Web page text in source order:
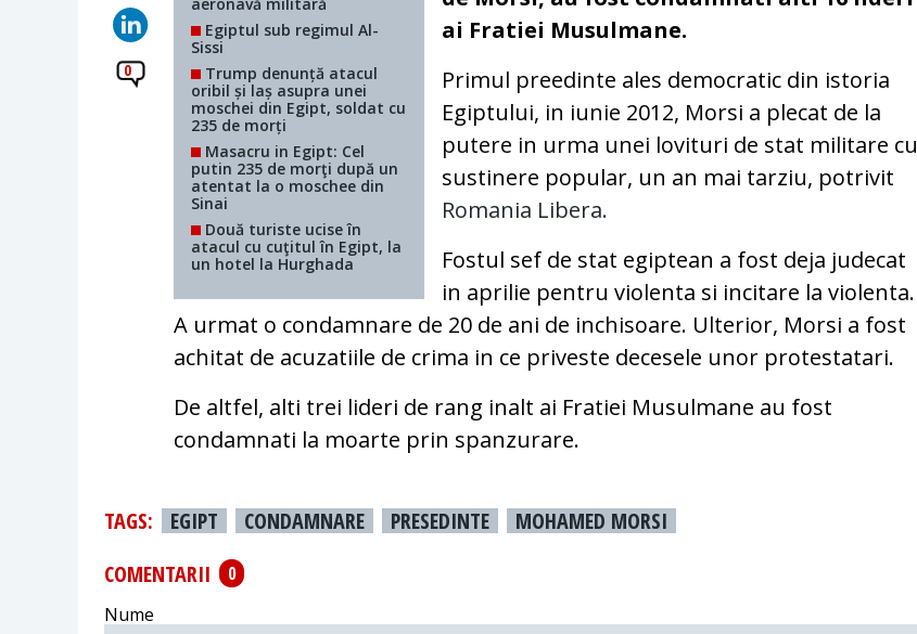
0
aeronavă militară
Egiptul sub regimul Al-
Sissi
Trump denunță atacul
oribil și laș asupra unei
moschei din Egipt, soldat cu
235 de morți
Masacru in Egipt: Cel
putin 235 de morţi după un
atentat la o moschee din
Sinai
Două turiste ucise în
atacul cu cuţitul în Egipt, la
un hotel la Hurghada
ai Fratiei Musulmane.
Primul preedinte ales democratic din istoria
Egiptului, in iunie 2012, Morsi a plecat de la
putere in urma unei lovituri de stat militare cu
sustinere popular, un an mai tarziu, potrivit
Romania Libera.
Fostul sef de stat egiptean a fost deja judecat
in aprilie pentru violenta si incitare la violenta.
A urmat o condamnare de 20 de ani de inchisoare. Ulterior, Morsi a fost
achitat de acuzatiile de crima in ce priveste decesele unor protestatari.
De altfel, alti trei lideri de rang inalt ai Fratiei Musulmane au fost
condamnati la moarte prin spanzurare.
TAGS: EGIPT CONDAMNARE PRESEDINTE
MOHAMED MORSI
COMENTARII
0
Nume